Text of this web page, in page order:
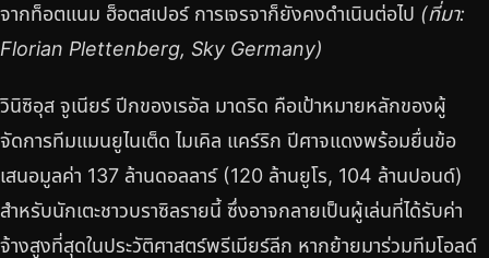
จากท็อตแนม ฮ็อตสเปอร์ การเจรจาก็ยังคงดำเนินต่อไป (ที่มา:
Florian Plettenberg, Sky Germany)
วินิซิอุส จูเนียร์ ปีกของเรอัล มาดริด คือเป้าหมายหลักของผู้
จัดการทีมแมนยูไนเต็ด ไมเคิล แคร์ริก ปีศาจแดงพร้อมยื่นข้อ
เสนอมูลค่า 137 ล้านดอลลาร์ (120 ล้านยูโร, 104 ล้านปอนด์)
สำหรับนักเตะชาวบราซิลรายนี้ ซึ่งอาจกลายเป็นผู้เล่นที่ได้รับค่า
จ้างสูงที่สุดในประวัติศาสตร์พรีเมียร์ลีก หากย้ายมาร่วมทีมโอลด์